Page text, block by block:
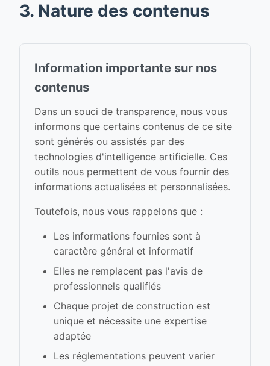
3. Nature des contenus
Information importante sur nos
contenus
Dans un souci de transparence, nous vous
informons que certains contenus de ce site
sont générés ou assistés par des
technologies d'intelligence artificielle. Ces
outils nous permettent de vous fournir des
informations actualisées et personnalisées.
Toutefois, nous vous rappelons que :
Les informations fournies sont à
caractère général et informatif
Elles ne remplacent pas l'avis de
professionnels qualifiés
Chaque projet de construction est
unique et nécessite une expertise
adaptée
Les réglementations peuvent varier